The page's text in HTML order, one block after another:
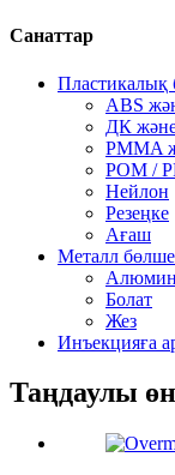
Санаттар
Пластикалық
ABS
ДК
PMMA
POM /
Нейлон
Резеңке
Ағаш
Металл
Болат
Жез
Инъекцияға
Таңдаулы